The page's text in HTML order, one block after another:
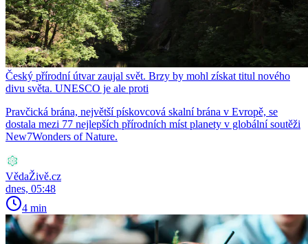
Český přírodní útvar zaujal svět. Brzy by mohl získat titul nového
divu světa. UNESCO je ale proti
Pravčická brána, největší pískovcová skalní brána v Evropě, se
dostala mezi 77 nejlepších přírodních míst planety v globální soutěži
New7Wonders of Nature.
VědaŽivě.cz
dnes, 05:48
4 min